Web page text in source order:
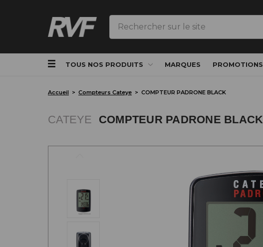
TOUS NOS PRODUITS MARQUES PROMOTIONS
Accueil Compteurs Cateye COMPTEUR PADRONE BLACK
CATEYE COMPTEUR PADRONE BLACK